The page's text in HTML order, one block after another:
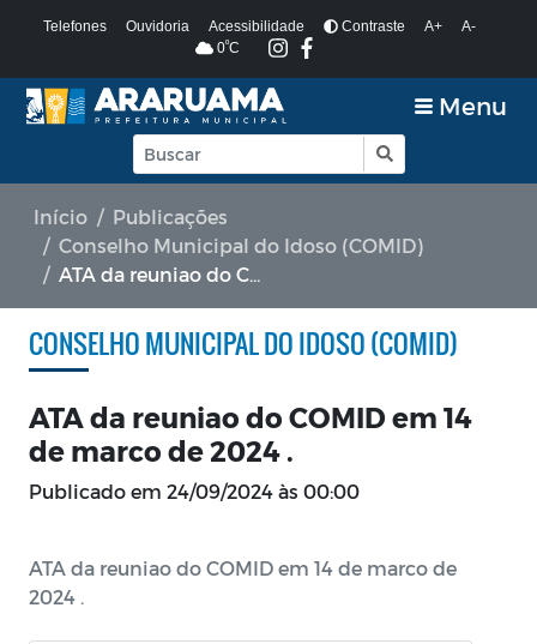
Telefones Ouvidoria Acessibilidade Contraste A+
A-
0ºC
Menu
Início
Publicações
Conselho Municipal do Idoso (COMID)
ATA da reuniao do COMID em 14 de marco de 2024 .
CONSELHO MUNICIPAL DO IDOSO (COMID)
ATA da reuniao do COMID em 14
de marco de 2024 .
Publicado em 24/09/2024 às 00:00
ATA da reuniao do COMID em 14 de marco de
2024 .